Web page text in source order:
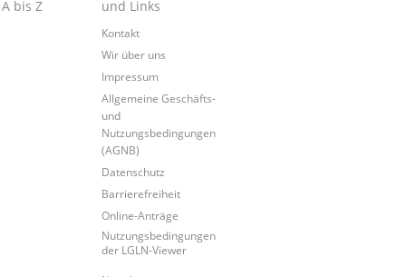
bis Z
und Links
Kontakt
Wir über uns
Impressum
Allgemeine Geschäfts-
und
Nutzungsbedingungen
(AGNB)
Datenschutz
Barrierefreiheit
Online-Anträge
Nutzungsbedingungen
der LGLN-Viewer